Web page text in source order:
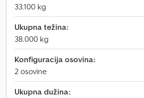
33.100 kg
Ukupna težina:
38.000 kg
Konfiguracija osovina:
2 osovine
Ukupna dužina: